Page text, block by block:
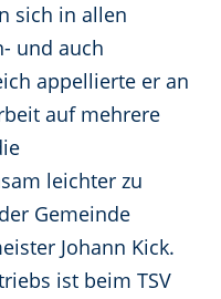
sich in allen
und auch
appellierte er an
auf mehrere
leichter zu
Gemeinde
Johann Kick.
ist beim TSV